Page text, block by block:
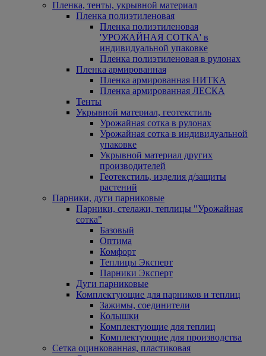
Пленка, тенты, укрывной материал
Пленка полиэтиленовая
Пленка полиэтиленовая
'УРОЖАЙНАЯ СОТКА' в
индивидуальной упаковке
Пленка полиэтиленовая в рулонах
Пленка армированная
Пленка армированная НИТКА
Пленка армированная ЛЕСКА
Тенты
Укрывной материал, геотекстиль
Урожайная сотка в рулонах
Урожайная сотка в индивидуальной
упаковке
Укрывной материал других
производителей
Геотекстиль, изделия д/защиты
растений
Парники, дуги парниковые
Парники, стелажи, теплицы "Урожайная
сотка"
Базовый
Оптима
Комфорт
Теплицы Эксперт
Парники Эксперт
Дуги парниковые
Комплектующие для парников и теплиц
Зажимы, соединители
Колышки
Комплектующие для теплиц
Комплектующие для производства
Сетка оцинкованная, пластиковая